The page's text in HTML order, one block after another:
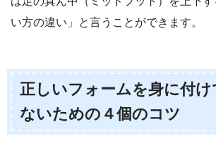
い方の違い」と言うことができます。
正しいフォームを身に付け
ないための４個のコツ